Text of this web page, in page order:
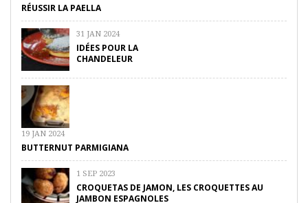
RÉUSSIR LA PAELLA
31 JAN 2024
IDÉES POUR LA
CHANDELEUR
19 JAN 2024
BUTTERNUT PARMIGIANA
1 SEP 2023
CROQUETAS DE JAMON, LES CROQUETTES AU
JAMBON ESPAGNOLES